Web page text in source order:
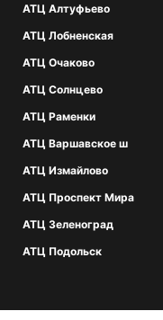
АТЦ Алтуфьево
АТЦ Лобненская
АТЦ Очаково
АТЦ Солнцево
АТЦ Раменки
АТЦ Варшавское ш
АТЦ Измайлово
АТЦ Проспект Мира
АТЦ Зеленоград
АТЦ Подольск